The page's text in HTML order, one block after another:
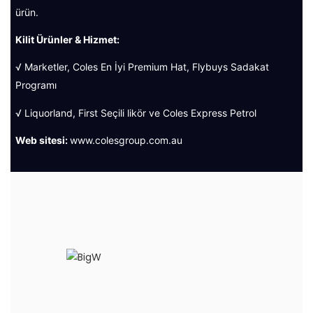
ürün.
Kilit Ürünler & Hizmet:
√ Marketler, Coles En İyi Premium Hat, Flybuys Sadakat
Programı
√ Liquorland, First Seçili likör ve Coles Express Petrol
Web sitesi:www.colesgroup.com.au